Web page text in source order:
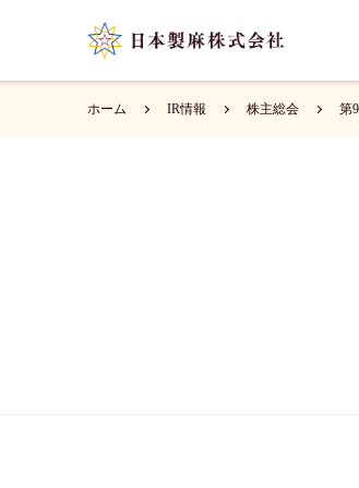
ホーム IR情報 株主総会 第